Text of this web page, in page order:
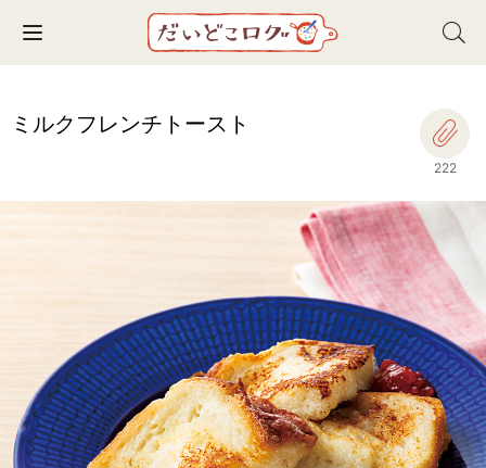
Toggle navigation
ミルクフレンチトースト
222